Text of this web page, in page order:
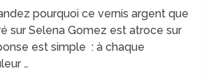
pourquoi ce vernis argent que
sur Selena Gomez est atroce sur
est simple : à chaque
…